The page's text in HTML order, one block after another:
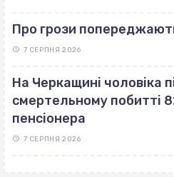
Про грози
7 СЕРПНЯ 2026
На Черкащині чоловіка
смертельному побитті
пенсіонера
7 СЕРПНЯ 2026